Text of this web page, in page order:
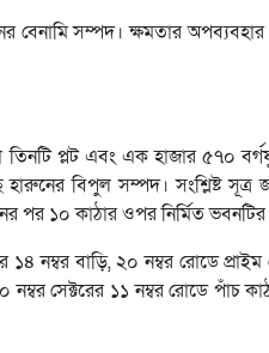
সম্পদ। ক্ষমতার অপব্যবহার
প্লট এবং এক হাজার ৫৭০
বিপুল সম্পদ। সংশ্লিষ্ট সূত্র
পর ১০ কাঠার ওপর নির্মিত ভবনটির
১৪ নম্বর বাড়ি, ২০ নম্বর রোডে
নম্বর সেক্টরের ১১ নম্বর রোডে